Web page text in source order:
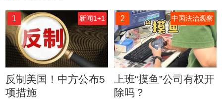
1 新闻1+1
反制美国！中方公布5
项措施
2 中国法治观察
上班“摸鱼”公司有权开
除吗？